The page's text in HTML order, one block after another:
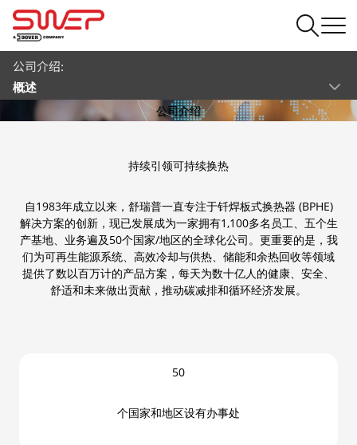
公司介绍:
概述
公司介绍
持续引领可持续换热
自1983年成立以来，舒瑞普一直专注于钎焊板式换热器 (BPHE)
解决方案的创新，现已发展成为一家拥有1,100多名员工、五个生
产基地、业务遍及50个国家/地区的全球化公司。更重要的是，我
们为可再生能源系统、高效冷却与供热、储能和余热回收等领域
提供了数以百万计的产品方案，每天为数十亿人的健康、安全、
舒适和未来做出贡献，推动碳减排和循环经济发展。
50
个国家和地区设有办事处